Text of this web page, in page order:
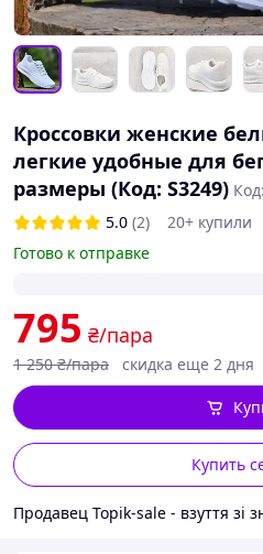
Кроссовки женские
легкие удобные для
размеры (Код: S3249)
5.0 (2)
20+ купили
Готово к отправке
795 ₴/пара
1 250 ₴/пара скидка еще 2 дня
Купить
Продавец Topik-sale - взуття зі